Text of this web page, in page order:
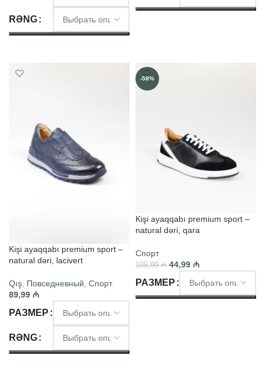
RƏNG
Kişi ayaqqabı premium sport –
natural dəri, lacivert
Qış Повседневный Спорт
89,99 ₼
РАЗМЕР
RƏNG
-58%
Kişi ayaqqabı premium sport –
natural dəri, qara
Спорт
105,99₼ 44,99 ₼
РАЗМЕР